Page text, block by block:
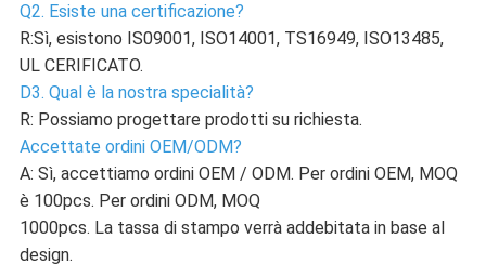
Q2. Esiste una certificazione?
R:Sì, esistono IS09001, ISO14001, TS16949, ISO13485,
UL CERIFICATO.
D3. Qual è la nostra specialità?
R: Possiamo progettare prodotti su richiesta.
Accettate ordini OEM/ODM?
A: Sì, accettiamo ordini OEM / ODM. Per ordini OEM, MOQ
è 100pcs. Per ordini ODM, MOQ
1000pcs. La tassa di stampo verrà addebitata in base al
design.